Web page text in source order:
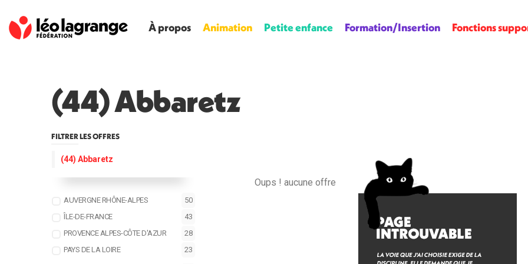
À propos Animation Petite enfance Formation/Insertion Fonctions
(44) Abbaretz
FILTRER LES OFFRES
(44) Abbaretz
AUVERGNE RHÔNE-ALPES
50
ÎLE-DE-FRANCE
43
PROVENCE ALPES-CÔTE D'AZUR
28
PAYS DE LA LOIRE
23
Oups ! aucune offre